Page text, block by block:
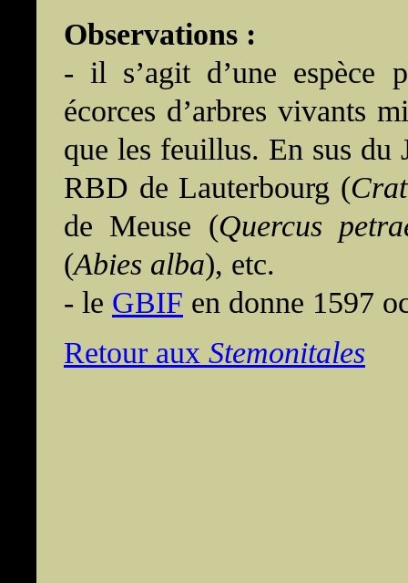
Observations :
- il s’agit d’une espèce
écorces d’arbres vivants
que les feuillus. En sus du
RBD de Lauterbourg (
de Meuse (Quercus
(Abies alba), etc.
- le GBIF en donne 1597
Retour aux Stemonitales